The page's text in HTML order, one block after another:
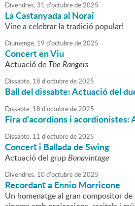
Divendres,31 d'octubrede2025
La Castanyada al Norai
Vine a celebrar la tradició popular!
Diumenge, 19 d'octubrede2025
Concert en Viu
Actuació de The Rangers
Dissabte, 18 d'octubrede2025
Ball del dissabte: Actuació del
Dissabte, 18 d'octubrede2025
Fira d'acordions i acordionistes:
Dissabte, 11 d'octubrede2025
Concert i Ballada de Swing
Actuació del grupBonavintage
Divendres, 10 d'octubrede2025
Recordant a Ennio Morricone
Un homenatge al gran compositor de